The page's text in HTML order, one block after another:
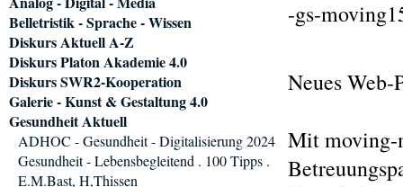
-gs-
Neues
Mit moving-
Belletristik - Sprache - Wissen
Diskurs Aktuell A-Z
Diskurs Platon Akademie 4.0
Diskurs SWR2-Kooperation
Galerie - Kunst & Gestaltung 4.0
Gesundheit Aktuell
ADHOC - Gesundheit - Digitalisierung 2024
Gesundheit - Lebensbegleitend . 100 Tipps .
E.M.Bast, H,Thissen